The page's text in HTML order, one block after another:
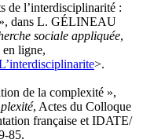
l’interdisciplinarité :
», dans L. GÉLINEAU
sociale appliquée,
ligne,
>.
de la complexité »,
, Actes du Colloque
française et IDATE/
85.